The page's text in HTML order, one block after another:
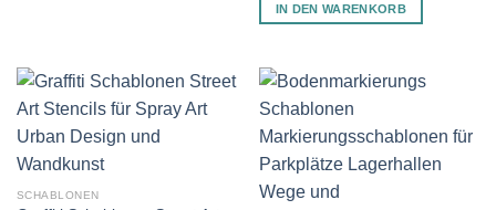
IN DEN WARENKORB
SCHABLONEN